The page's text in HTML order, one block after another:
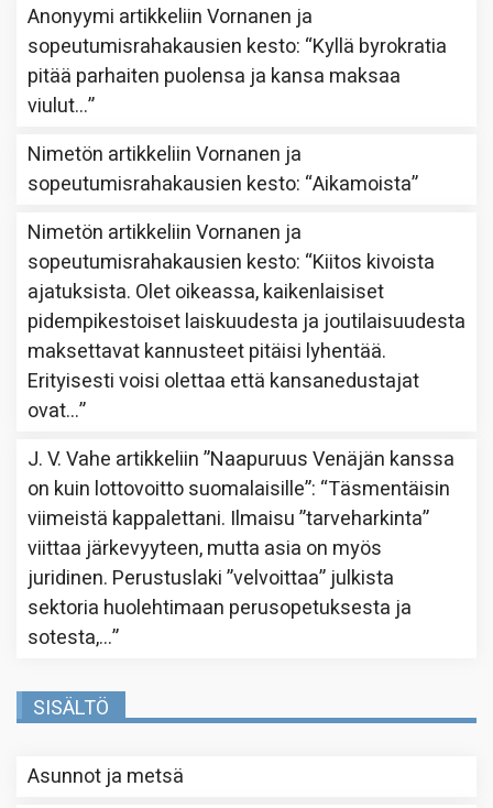
Anonyymi artikkeliinVornanen ja
sopeutumisrahakausien kesto: “Kyllä byrokratia
pitää parhaiten puolensa ja kansa maksaa
viulut…”
Nimetön artikkeliinVornanen ja
sopeutumisrahakausien kesto: “Aikamoista”
Nimetön artikkeliinVornanen ja
sopeutumisrahakausien kesto: “Kiitos kivoista
ajatuksista. Olet oikeassa, kaikenlaisiset
pidempikestoiset laiskuudesta ja joutilaisuudesta
maksettavat kannusteet pitäisi lyhentää.
Erityisesti voisi olettaa että kansanedustajat
ovat…”
J. V. Vahe artikkeliin”Naapuruus Venäjän kanssa
on kuin lottovoitto suomalaisille”: “Täsmentäisin
viimeistä kappalettani. Ilmaisu ”tarveharkinta”
viittaa järkevyyteen, mutta asia on myös
juridinen. Perustuslaki ”velvoittaa” julkista
sektoria huolehtimaan perusopetuksesta ja
sotesta,…”
SISÄLTÖ
Asunnot ja metsä